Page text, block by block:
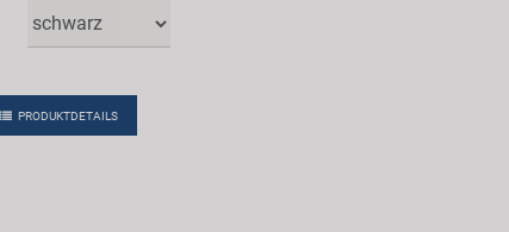
PRODUKTDETAILS